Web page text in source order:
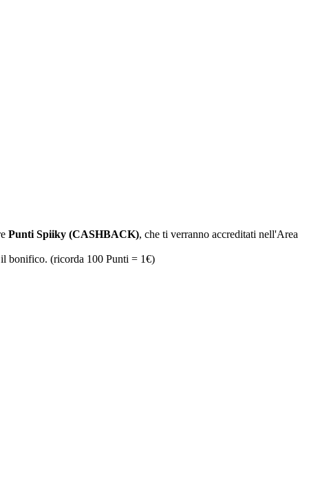
Punti Spiiky (CASHBACK), che ti verranno accreditati nell'Area
bonifico. (ricorda 100 Punti = 1€)